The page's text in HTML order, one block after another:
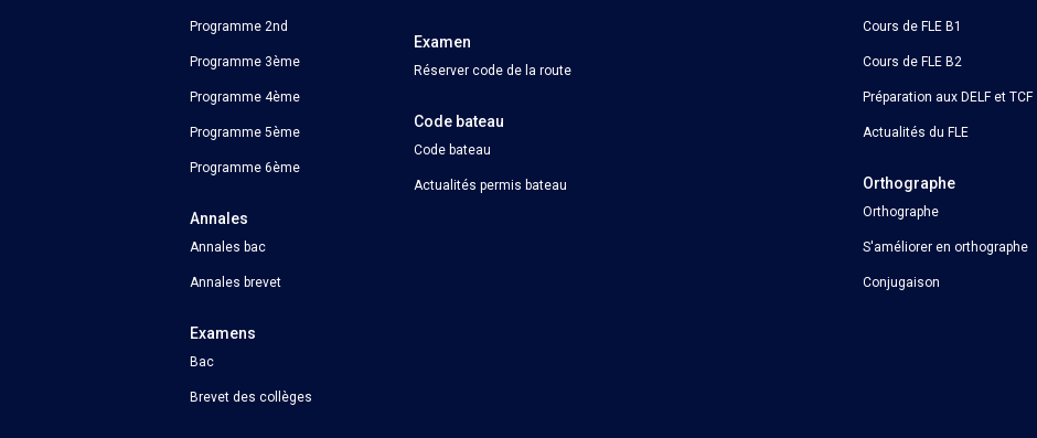
Programme 2nd
Programme 3ème
Programme 4ème
Programme 5ème
Programme 6ème
Annales
Annales bac
Annales brevet
Examens
Bac
Brevet des collèges
Examen
Réserver code de la route
Code bateau
Code bateau
Actualités permis bateau
Cours de FLE B1
Cours de FLE B2
Préparation aux DELF et TCF
Actualités du FLE
Orthographe
Orthographe
S'améliorer en orthographe
Conjugaison